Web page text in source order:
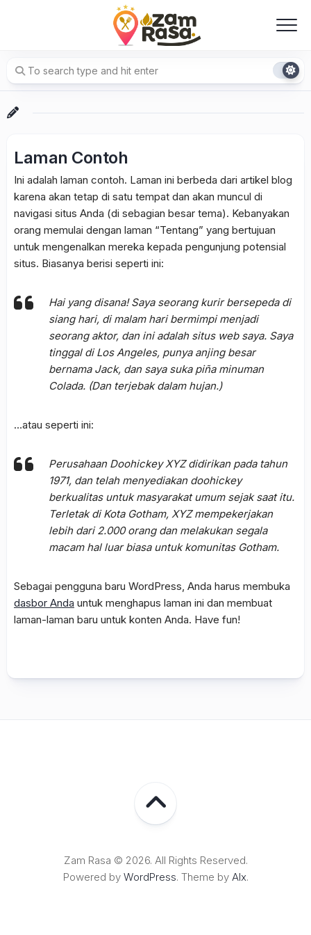
Laman Contoh
Ini adalah laman contoh. Laman ini berbeda dari artikel blog
karena akan tetap di satu tempat dan akan muncul di
navigasi situs Anda (di sebagian besar tema). Kebanyakan
orang memulai dengan laman “Tentang” yang bertujuan
untuk mengenalkan mereka kepada pengunjung potensial
situs. Biasanya berisi seperti ini:
Hai yang disana! Saya seorang kurir bersepeda di
siang hari, di malam hari bermimpi menjadi
seorang aktor, dan ini adalah situs web saya. Saya
tinggal di Los Angeles, punya anjing besar
bernama Jack, dan saya suka piña minuman
Colada. (Dan terjebak dalam hujan.)
…atau seperti ini:
Perusahaan Doohickey XYZ didirikan pada tahun
1971, dan telah menyediakan doohickey
berkualitas untuk masyarakat umum sejak saat itu.
Terletak di Kota Gotham, XYZ mempekerjakan
lebih dari 2.000 orang dan melakukan segala
macam hal luar biasa untuk komunitas Gotham.
Sebagai pengguna baru WordPress, Anda harus membuka
dasbor Anda untuk menghapus laman ini dan membuat
laman-laman baru untuk konten Anda. Have fun!
Zam Rasa © 2026. All Rights Reserved.
Powered by WordPress. Theme by Alx.